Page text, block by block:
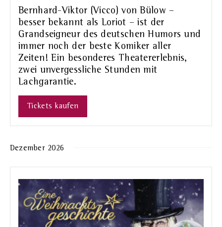
Bernhard-Viktor (Vicco) von Bülow –
besser bekannt als Loriot – ist der
Grandseigneur des deutschen Humors und
immer noch der beste Komiker aller
Zeiten! Ein besonderes Theatererlebnis,
zwei unvergessliche Stunden mit
Lachgarantie.
Tickets kaufen
Dezember 2026